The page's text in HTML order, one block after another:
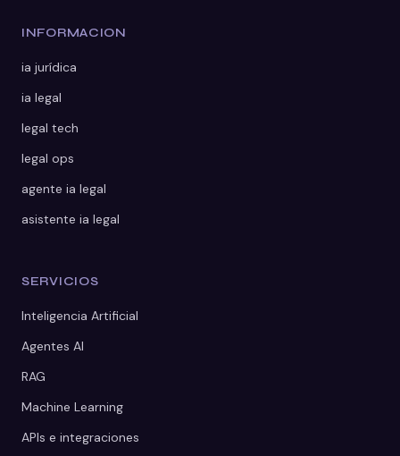
INFORMACION
ia jurídica
ia legal
legal tech
legal ops
agente ia legal
asistente ia legal
SERVICIOS
Inteligencia Artificial
Agentes AI
RAG
Machine Learning
APIs e integraciones